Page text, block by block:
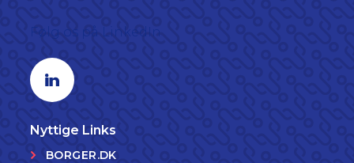
Linkedin profil
Nyttige Links
BORGER.DK